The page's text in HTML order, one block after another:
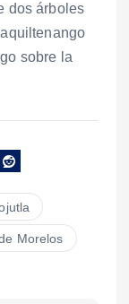
dos árboles
sobre la
Morelos